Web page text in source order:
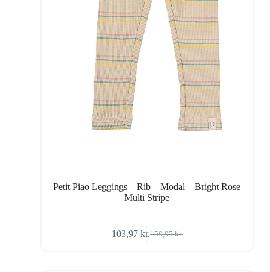
Petit Piao Leggings – Rib – Modal – Bright Rose
Multi Stripe
159,95kr.
Den
103,97 kr.Den